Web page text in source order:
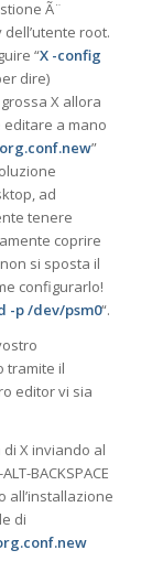
Ã¨
root.
“X -config
dire)
X allora
a mano
”
ad
tenere
coprire
si sposta il
configurarlo!
-p /dev/psm0“.
tramite il
editor vi sia
X inviando al
BACKSPACE
all’installazione
di